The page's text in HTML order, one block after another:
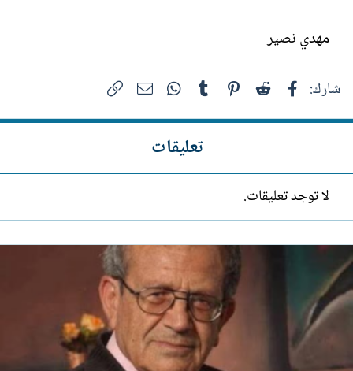
مهدي نصير
شارك: فيسبوك Reddit
Pinterest
Tumblr
WhatsAppالبريد الإلكتروني
تعليقات
لا توجد تعليقات.